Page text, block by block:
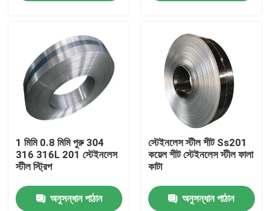
পণ্য
আমাদের সম্পর্কে
কারখানা ভ্রমণ
1 মিমি 0.8 মিমি পুরু 304
316 316L 201 স্টেইনলেস
স্টীল স্ট্রিপ
অনুসন্ধান পাঠান
স্টেইনলেস স্টীল শীট Ss201
কয়েল শীট স্টেইনলেস স্টীল ফালা
কাটা
অনুসন্ধান পাঠান